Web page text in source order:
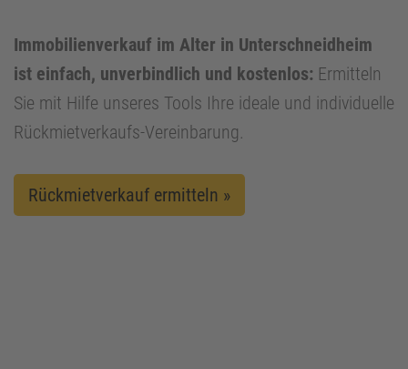
Immobilienverkauf im Alter in Unterschneidheim
ist einfach, unverbindlich und kostenlos: Ermitteln
Sie mit Hilfe unseres Tools Ihre ideale und individuelle
Rückmietverkaufs-Vereinbarung.
Rückmietverkauf ermitteln »